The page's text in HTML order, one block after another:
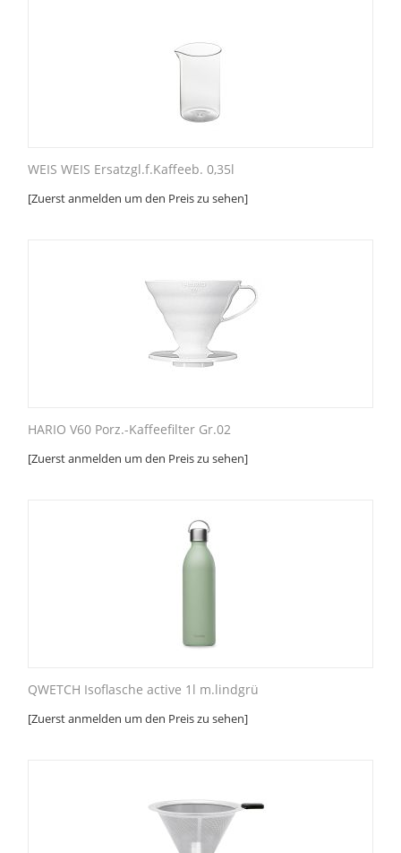
WEIS WEIS Ersatzgl.f.Kaffeeb. 0,35l
[Zuerst anmelden um den Preis zu sehen]
HARIO V60 Porz.-Kaffeefilter Gr.02
[Zuerst anmelden um den Preis zu sehen]
QWETCH Isoflasche active 1l m.lindgrü
[Zuerst anmelden um den Preis zu sehen]